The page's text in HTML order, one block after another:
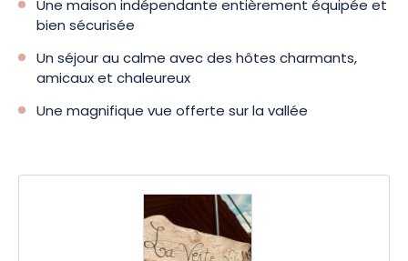
Une maison indépendante entièrement équipée et
bien sécurisée
Un séjour au calme avec des hôtes charmants,
amicaux et chaleureux
Une magnifique vue offerte sur la vallée